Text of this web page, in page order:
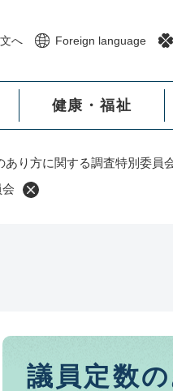
へ Foreign language
健康・福祉
あり方に関する調査特別委員
本
議員定数